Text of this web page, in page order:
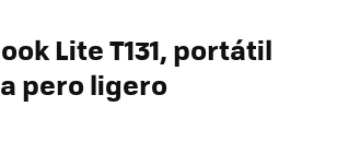
Lite T131, portátil
pero ligero